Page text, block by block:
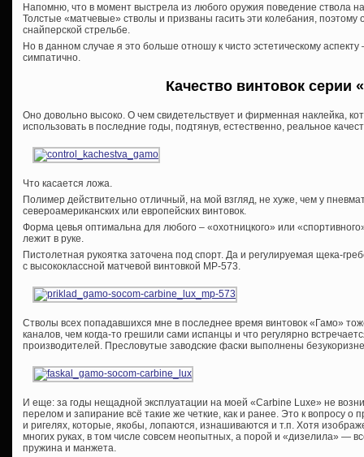
Напомню, что в момент выстрела из любого оружия поведение ствола
Толстые «матчевые» стволы и призваны гасить эти колебания, поэтому
снайперской стрельбе.
Но в данном случае я это больше отношу к чисто эстетическому аспекту
симпатично.
Качество винтовок серии «
Оно довольно высоко. О чем свидетельствует и фирменная наклейка,
использовать в последние годы, подтянув, естественно, реальное
Что касается ложа.
Полимер действительно отличный, на мой взгляд, не хуже, чем у
североамериканских или европейских винтовок.
Форма цевья оптимальна для любого – «охотницкого» или
лежит в руке.
Пистолетная рукоятка заточена под спорт. Да и регулируемая щека-
с высококлассной матчевой винтовкой МР-573.
Стволы всех попадавшихся мне в последнее время винтовок «Гамо»
каналов, чем когда-то грешили сами испанцы и что регулярно
производителей. Пресловутые заводские фаски выполнены
И еще: за годы нещадной эксплуатации на моей «Carbine Luxe» не
перелом и запирание всё такие же четкие, как и ранее. Это к вопросу о
и ригелях, которые, якобы, лопаются, изнашиваются и т.п. Хотя
многих руках, в том числе совсем неопытных, а порой и «дизелила» —
пружина и манжета.